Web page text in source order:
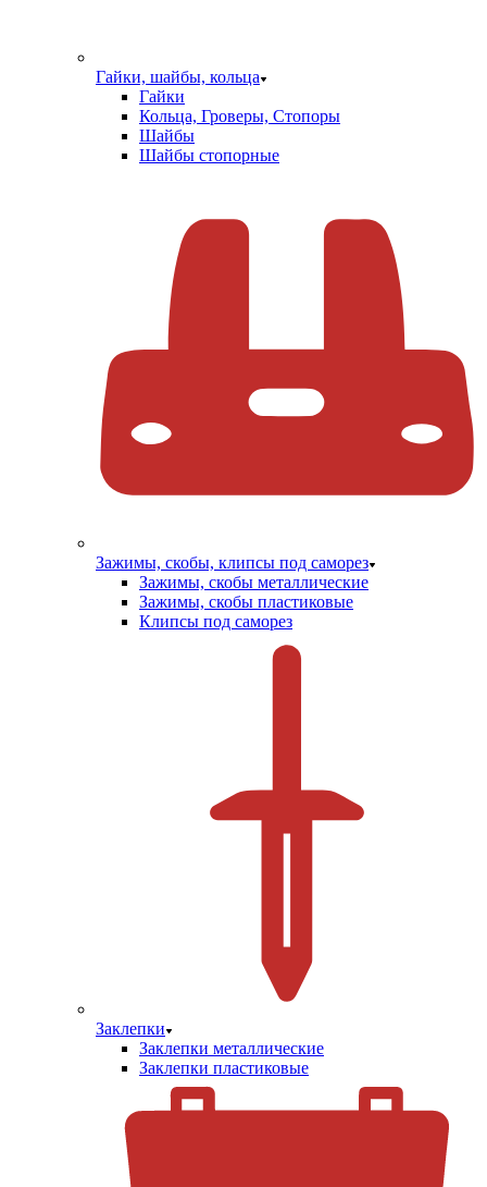
Гайки, шайбы, кольца
Гайки
Кольца, Гроверы, Стопоры
Шайбы
Шайбы стопорные
Зажимы, скобы, клипсы под саморез
Зажимы, скобы металлические
Зажимы, скобы пластиковые
Клипсы под саморез
Заклепки
Заклепки металлические
Заклепки пластиковые